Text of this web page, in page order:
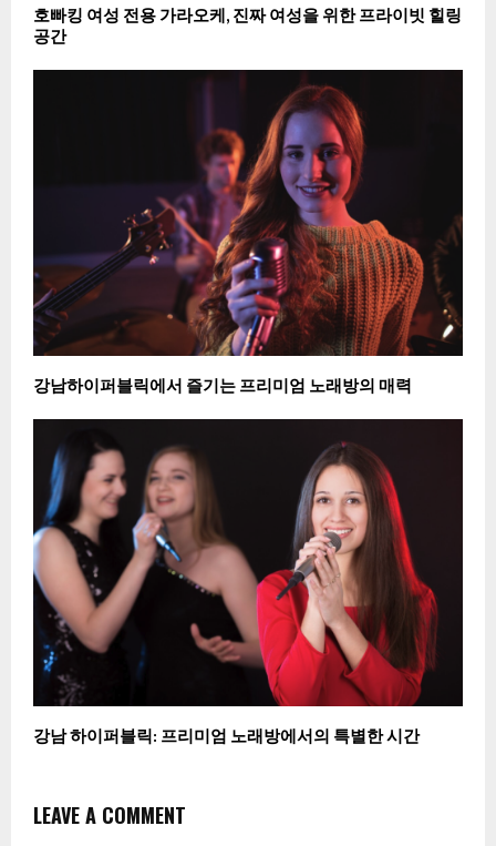
호빠킹 여성 전용 가라오케, 진짜 여성을 위한 프라이빗 힐링
공간
강남하이퍼블릭에서 즐기는 프리미엄 노래방의 매력
강남 하이퍼블릭: 프리미엄 노래방에서의 특별한 시간
LEAVE A COMMENT